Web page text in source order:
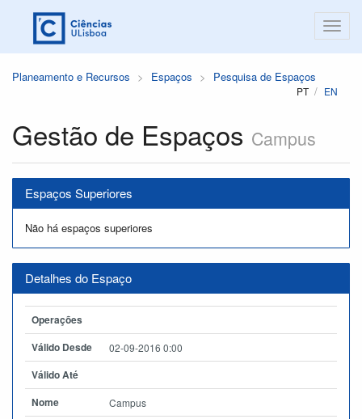
Planeamento e Recursos Espaços Pesquisa de Espaços
PT EN
Gestão de Espaços Campus
Espaços Superiores
Não há espaços superiores
Detalhes do Espaço
Operações
Válido Desde
02-09-2016 0:00
Válido Até
Nome
Campus